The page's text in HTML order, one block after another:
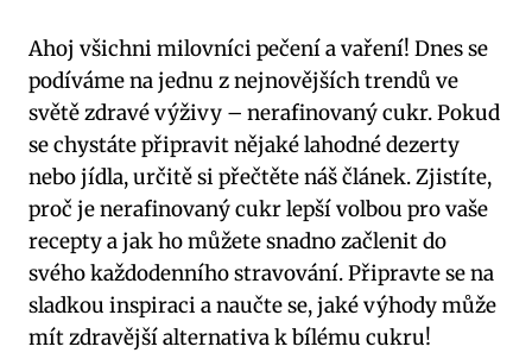
Ahoj všichni milovníci pečení a vaření! Dnes se
podíváme na jednu z nejnovějších trendů ve
světě zdravé výživy – nerafinovaný cukr. Pokud
se chystáte připravit nějaké lahodné dezerty
nebo jídla, určitě si přečtěte náš článek. Zjistíte,
proč je nerafinovaný cukr lepší volbou pro vaše
recepty a jak ho můžete snadno začlenit do
svého každodenního stravování. Připravte se na
sladkou inspiraci a naučte se, jaké výhody může
mít zdravější alternativa k bílému cukru!